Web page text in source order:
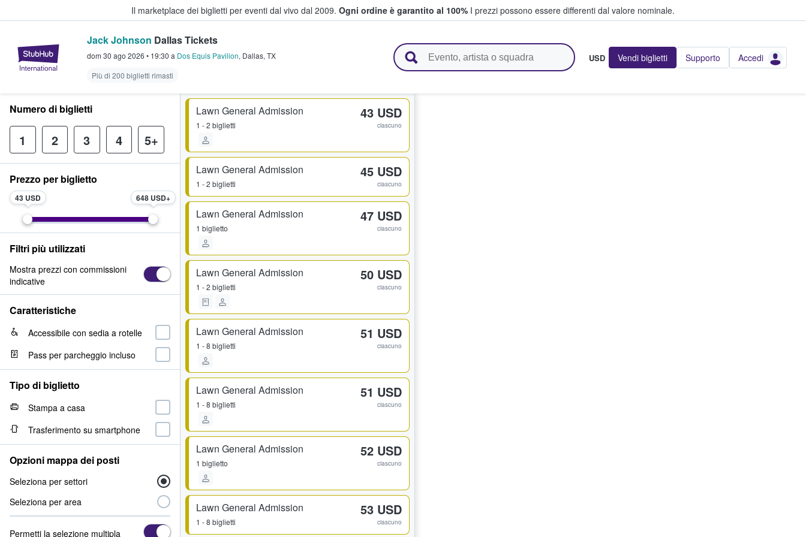
Il marketplace dei biglietti per eventi dal vivo dal 2009. Ogni ordine è garantito al 100% I prezzi possono essere differenti dal valore nominale.
StubHub - Dove i fan comprano e vendono biglietti
Jack Johnson Dallas Tickets
dom 30 ago 2026 • 19:30 a Dos Equis Pavilion, Dallas, TX
Più di 200 biglietti rimasti
USD Vendi biglietti Supporto Accedi
Lawn General Admission
1 - 2 biglietti
43 USD
ciascuno
Lawn General Admission
1 - 2 biglietti
45 USD
ciascuno
Lawn General Admission
1 biglietto
47 USD
ciascuno
Lawn General Admission
1 - 2 biglietti
50 USD
ciascuno
Lawn General Admission
1 - 8 biglietti
51 USD
ciascuno
Lawn General Admission
1 - 8 biglietti
51 USD
ciascuno
Lawn General Admission
1 biglietto
52 USD
ciascuno
Lawn General Admission
1 - 8 biglietti
53 USD
ciascuno
Numero di biglietti
1 2 3 4 5+
Prezzo per biglietto
43 USD 648 USD
Filtri più utilizzati
Mostra prezzi con commissioni
indicative
Caratteristiche
Accessibile con sedia a rotelle
Pass per parcheggio incluso
Tipo di biglietto
Stampa a casa
Trasferimento su smartphone
Opzioni mappa dei posti
Seleziona per settori
Seleziona per area
Permetti la selezione multipla